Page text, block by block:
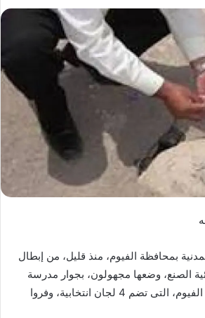
بمحافظة الفيوم، منذ قليل، من إبطال
الصنع، وضعها مجهولون، بجوار مدرسة
قحافة الابتدائية، بمدينة الفيوم، التى تضم 4 لجان انتخابية، وفروا